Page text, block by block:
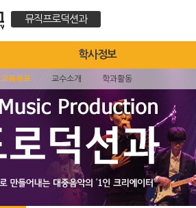
뮤직프로덕션과
교육목표 교수소개 학과활동
학사정보